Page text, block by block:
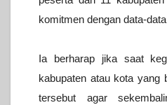
komitmen dengan data-
Ia berharap jika saat
kabupaten atau kota yang
tersebut agar